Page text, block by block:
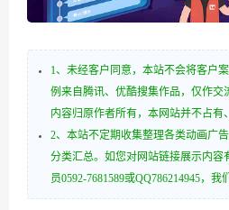
1、未经客户同意，本站不会将客户
例来自腾讯、优酷搜集作品，仅作交
内容归原作者所有，本网站并不占有
2、本站不定期收集整理各类动画广
分类汇总。如您对网站链接展示内容
员0592-7681589或QQ786214945，我